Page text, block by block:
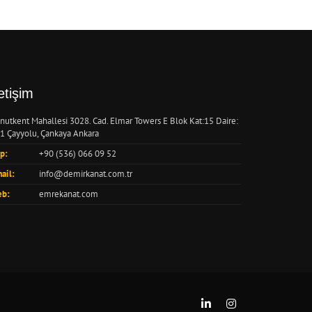
Mahallesi 3028. Cad. Elmar Towers E Blok Kat:15 Daire:
Çayyolu, Çankaya Ankara
+90 (536) 066 09 52
info@demirkanat.com.tr
emrekanat.com